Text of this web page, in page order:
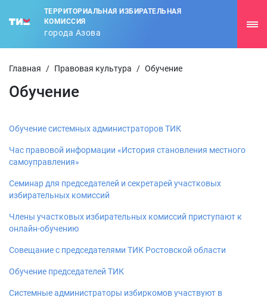
ТЕРРИТОРИАЛЬНАЯ ИЗБИРАТЕЛЬНАЯ
КОМИССИЯ
города Азова
Главная / Правовая культура / Обучение
Обучение
Обучение системных администраторов ТИК
Час правовой информации «История становления местного
самоуправления»
Семинар для председателей и секретарей участковых
избирательных комиссий
Члены участковых избирательных комиссий приступают к
онлайн-обучению
Совещание с председателями ТИК Ростовской области
Обучение председателей ТИК
Системные администраторы избиркомов участвуют в